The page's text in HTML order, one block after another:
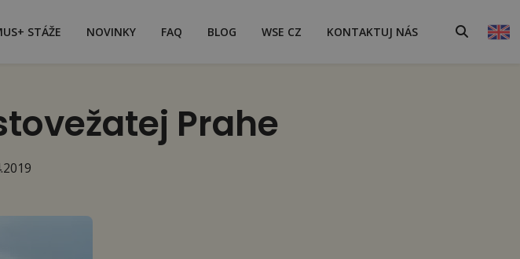
STÁŽE NOVINKY FAQ BLOG WSE CZ KONTAKTUJ NÁS
Prahe